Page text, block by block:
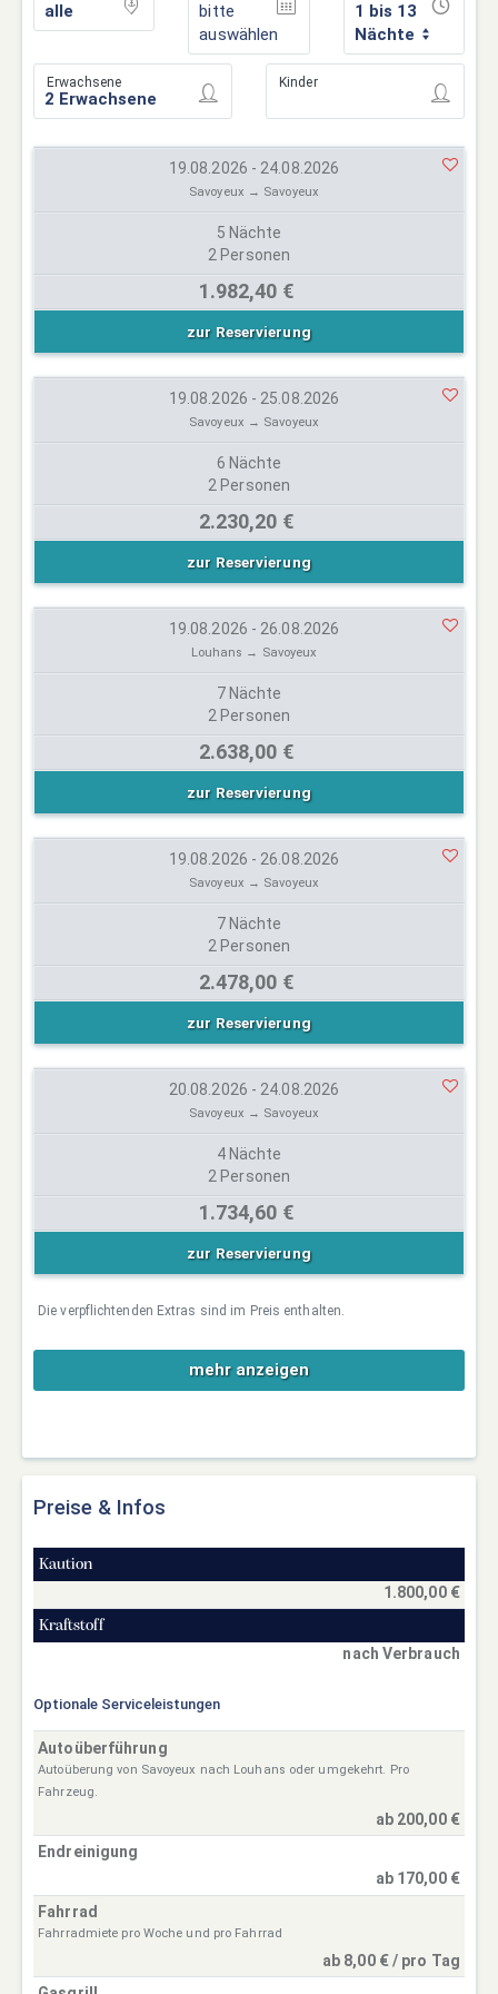
bitte
auswählen
1 bis 13
Nächte
Erwachsene Kinder
19.08.2026 - 24.08.2026
Savoyeux → Savoyeux
5 Nächte
2 Personen
1.982,40 €
zur Reservierung
19.08.2026 - 25.08.2026
Savoyeux → Savoyeux
6 Nächte
2 Personen
2.230,20 €
zur Reservierung
19.08.2026 - 26.08.2026
Louhans → Savoyeux
7 Nächte
2 Personen
2.638,00 €
zur Reservierung
19.08.2026 - 26.08.2026
Savoyeux → Savoyeux
7 Nächte
2 Personen
2.478,00 €
zur Reservierung
20.08.2026 - 24.08.2026
Savoyeux → Savoyeux
4 Nächte
2 Personen
1.734,60 €
zur Reservierung
Die verpflichtenden Extras sind im Preis enthalten.
mehr anzeigen
Preise & Infos
Kaution
1.800,00 €
Kraftstoff
nach Verbrauch
Optionale Serviceleistungen
Autoüberführung
Autoüberung von Savoyeux nach Louhans oder umgekehrt. Pro
Fahrzeug.
ab 200,00 €
Endreinigung
ab 170,00 €
Fahrrad
Fahrradmiete pro Woche und pro Fahrrad
ab 8,00 € / pro Tag